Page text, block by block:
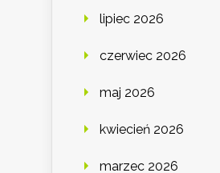
lipiec 2026
czerwiec 2026
maj 2026
kwiecień 2026
marzec 2026